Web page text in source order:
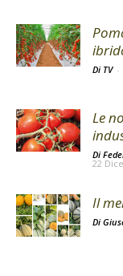
Di TV -
Le
Di
22
Il
Di